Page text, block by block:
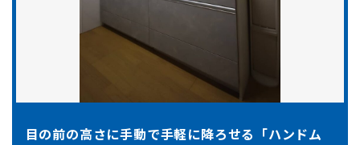
目の前の高さに手動で手軽に降ろせる「ハンドム